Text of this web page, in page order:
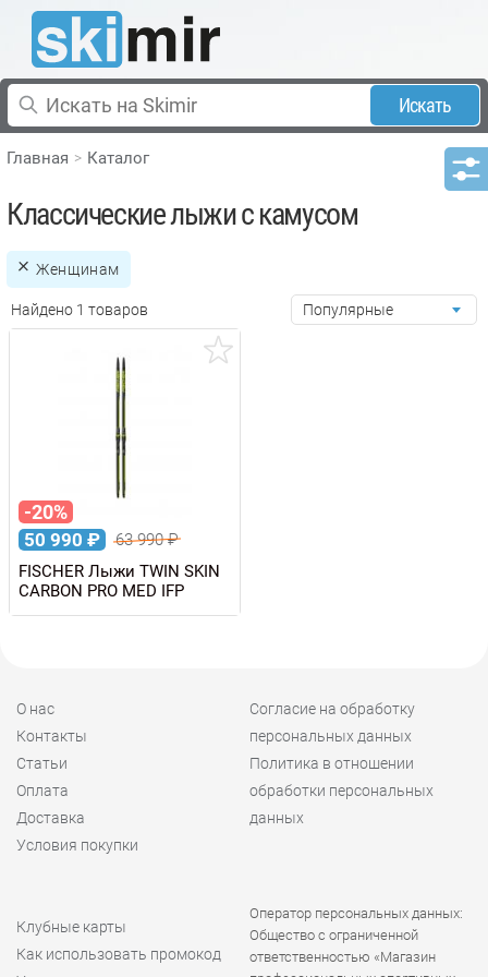
Искать
Главная Каталог
Классические лыжи с камусом
Женщинам
Найдено 1 товаров Популярные
-20%
50 990 ₽ 63 990₽
FISCHER Лыжи TWIN SKIN
CARBON PRO MED IFP
О нас
Контакты
Статьи
Оплата
Доставка
Условия покупки
Согласие на обработку
персональных данных
Политика в отношении
обработки персональных
данных
Клубные карты
Как использовать промокод
Оператор персональных данных:
Общество с ограниченной
ответственностью «Магазин